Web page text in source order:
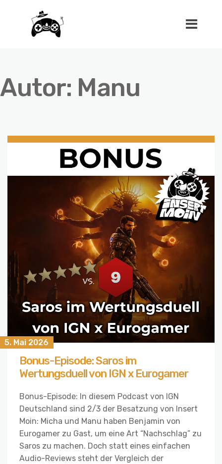
Autor: Manu
5. Mai 2026
Bonus-Episode: Saros im
Wertungsduell von IGN x Eurogamer
Bonus-Episode: In diesem Podcast von IGN
Deutschland sind 2/3 der Besatzung von Insert
Moin: Micha und Manu haben Benjamin von
Eurogamer zu Gast, um eine Art “Nachschlag” zu
Saros zu machen. Doch statt eines einfachen
Audio-Reviews steht der Vergleich der